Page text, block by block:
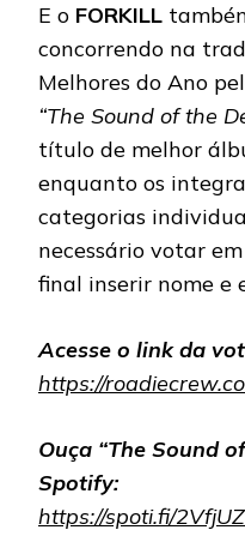
E o FORKILL
concorrendo na
Melhores do Ano
“The Sound of the
título de melhor
enquanto os
categorias
necessário votar
final inserir nome e
Acesse o link da
https://
Ouça “The Sound
Spotify:
https://spoti.fi/